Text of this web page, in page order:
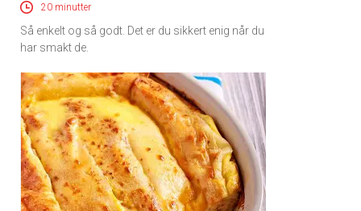
20 minutter
Så enkelt og så godt. Det er du sikkert enig når du
har smakt de.